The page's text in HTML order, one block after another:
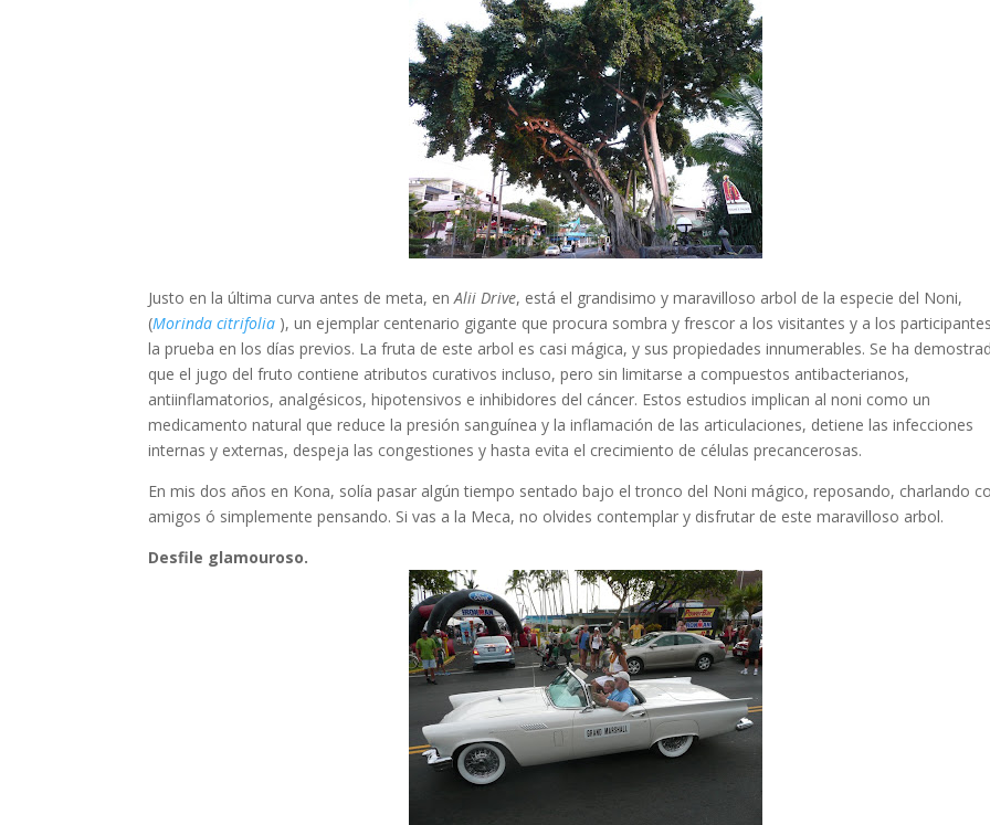
Justo en la última curva antes de meta, enAlii Drive, está el grandisimo y maravilloso arbol de la especie del Noni,
(Morinda citrifolia ), un ejemplar centenario gigante que procura sombra y frescor a los visitantes y a los
la prueba en los días previos. La fruta de este arbol es casi mágica, y sus propiedades innumerables. Se ha
que el jugo del fruto contiene atributos curativos incluso, pero sin limitarse a compuestos antibacterianos,
antiinflamatorios, analgésicos, hipotensivos e inhibidores del cáncer. Estos estudios implican al noni como un
medicamento natural que reduce la presión sanguínea y la inflamación de las articulaciones, detiene las infecciones
internas y externas, despeja las congestiones y hasta evita el crecimiento de células precancerosas.
En mis dos años en Kona, solía pasar algún tiempo sentado bajo el tronco del Noni mágico, reposando, charlando
amigos ó simplemente pensando. Si vas a la Meca, no olvides contemplar y disfrutar de este maravilloso arbol.
Desfile glamouroso.